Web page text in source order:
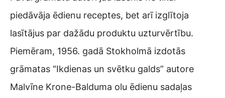
piedāvāja ēdienu receptes, bet arī izglītoja
lasītājus par dažādu produktu uzturvērtību.
Piemēram, 1956. gadā Stokholmā izdotās
grāmatas “Ikdienas un svētku galds” autore
Malvīne Krone-Balduma olu ēdienu sadaļas